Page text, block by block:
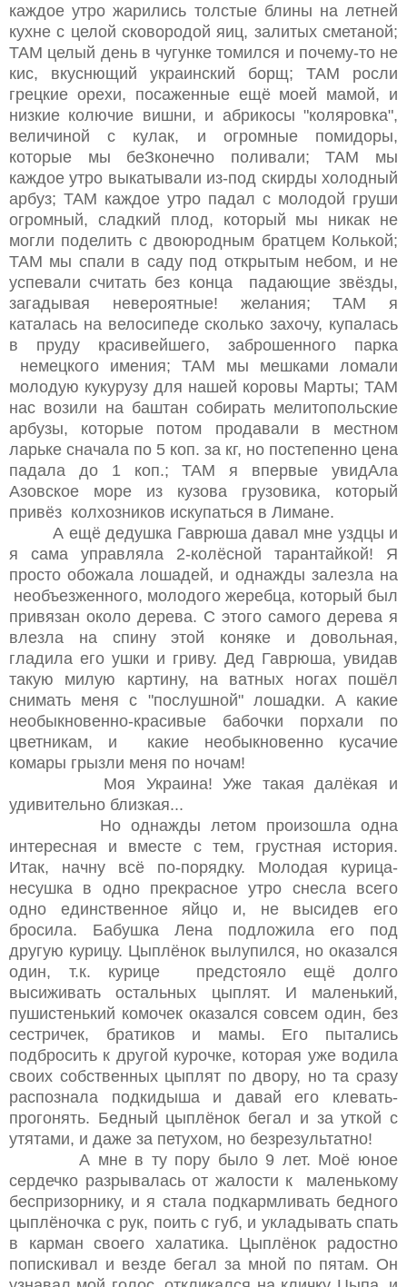
каждое утро жарились толстые блины на летней
кухне с целой сковородой яиц, залитых сметаной;
ТАМ целый день в чугунке томился и почему-то не
кис, вкуснющий украинский борщ; ТАМ росли
грецкие орехи, посаженные ещё моей мамой, и
низкие колючие вишни, и абрикосы "коляровка",
величиной с кулак, и огромные помидоры,
которые мы беЗконечно поливали; ТАМ мы
каждое утро выкатывали из-под скирды холодный
арбуз; ТАМ каждое утро падал с молодой груши
огромный, сладкий плод, который мы никак не
могли поделить с двоюродным братцем Колькой;
ТАМ мы спали в саду под открытым небом, и не
успевали считать без конца падающие звёзды,
загадывая невероятные! желания; ТАМ я
каталась на велосипеде сколько захочу, купалась
в пруду красивейшего, заброшенного парка
немецкого имения; ТАМ мы мешками ломали
молодую кукурузу для нашей коровы Марты; ТАМ
нас возили на баштан собирать мелитопольские
арбузы, которые потом продавали в местном
ларьке сначала по 5 коп. за кг, но постепенно цена
падала до 1 коп.; ТАМ я впервые увидАла
Азовское море из кузова грузовика, который
привёз колхозников искупаться в Лимане.
А ещё дедушка Гаврюша давал мне уздцы и
я сама управляла 2-колёсной тарантайкой! Я
просто обожала лошадей, и однажды залезла на
необъезженного, молодого жеребца, который был
привязан около дерева. С этого самого дерева я
влезла на спину этой коняке и довольная,
гладила его ушки и гриву. Дед Гаврюша, увидав
такую милую картину, на ватных ногах пошёл
снимать меня с "послушной" лошадки. А какие
необыкновенно-красивые бабочки порхали по
цветникам, и какие необыкновенно кусачие
комары грызли меня по ночам!
Моя Украина! Уже такая далёкая и
удивительно близкая...
Но однажды летом произошла одна
интересная и вместе с тем, грустная история.
Итак, начну всё по-порядку. Молодая курица-
несушка в одно прекрасное утро снесла всего
одно единственное яйцо и, не высидев его
бросила. Бабушка Лена подложила его под
другую курицу. Цыплёнок вылупился, но оказался
один, т.к. курице предстояло ещё долго
высиживать остальных цыплят. И маленький,
пушистенький комочек оказался совсем один, без
сестричек, братиков и мамы. Его пытались
подбросить к другой курочке, которая уже водила
своих собственных цыплят по двору, но та сразу
распознала подкидыша и давай его клевать-
прогонять. Бедный цыплёнок бегал и за уткой с
утятами, и даже за петухом, но безрезультатно!
А мне в ту пору было 9 лет. Моё юное
сердечко разрывалась от жалости к маленькому
беспризорнику, и я стала подкармливать бедного
цыплёночка с рук, поить с губ, и укладывать спать
в карман своего халатика. Цыплёнок радостно
попискивал и везде бегал за мной по пятам. Он